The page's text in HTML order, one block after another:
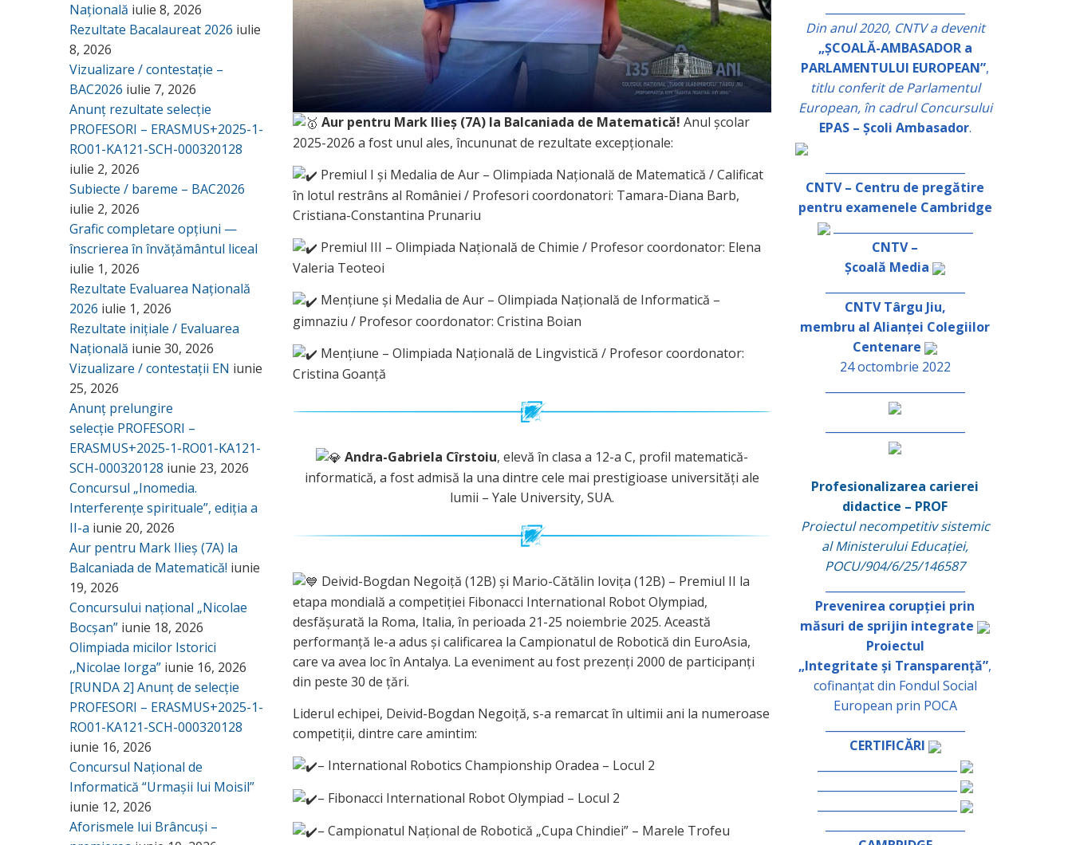
Națională iulie 8, 2026
Rezultate Bacalaureat 2026 iulie
8, 2026
Vizualizare / contestație –
BAC2026 iulie 7, 2026
Anunț rezultate selecție
PROFESORI – ERASMUS+2025-1-
RO01-KA121-SCH-000320128
iulie 2, 2026
Subiecte / bareme – BAC2026
iulie 2, 2026
Grafic completare opțiuni —
înscrierea în învățământul liceal
iulie 1, 2026
Rezultate Evaluarea Națională
2026 iulie 1, 2026
Rezultate inițiale / Evaluarea
Națională iunie 30, 2026
Vizualizare / contestații EN iunie
25, 2026
Anunț prelungire
selecție PROFESORI –
ERASMUS+2025-1-RO01-KA121-
SCH-000320128 iunie 23, 2026
Concursul „Inomedia.
Interferențe spirituale”, ediția a
II-a iunie 20, 2026
Aur pentru Mark Ilieș (7A) la
Balcaniada de Matematică! iunie
19, 2026
Concursului național „Nicolae
Bocșan” iunie 18, 2026
Olimpiada micilor Istorici
,,Nicolae Iorga” iunie 16, 2026
[RUNDA 2] Anunț de selecție
PROFESORI – ERASMUS+2025-1-
RO01-KA121-SCH-000320128
iunie 16, 2026
Concursul Național de
Informatică “Urmașii lui Moisil”
iunie 12, 2026
Aforismele lui Brâncuși –
Aur pentru Mark Ilieș (7A) la Balcaniada de Matematică! Anul școlar
2025-2026 a fost unul ales, încununat de rezultate excepționale:
Premiul I și Medalia de Aur – Olimpiada Națională de Matematică / Calificat
în lotul restrâns al României / Profesori coordonatori: Tamara-Diana Barb,
Cristiana-Constantina Prunariu
Premiul III – Olimpiada Națională de Chimie / Profesor coordonator: Elena
Valeria Teoteoi
Mențiune și Medalia de Aur – Olimpiada Națională de Informatică –
gimnaziu / Profesor coordonator: Cristina Boian
Mențiune – Olimpiada Națională de Lingvistică / Profesor coordonator:
Cristina Goanță
Andra-Gabriela Cîrstoiu, elevă în clasa a 12-a C, profil matematică-
informatică, a fost admisă la una dintre cele mai prestigioase universități ale
lumii – Yale University, SUA.
Deivid-Bogdan Negoiță (12B) și Mario-Cătălin Iovița (12B) – Premiul II la
etapa mondială a competiției Fibonacci International Robot Olympiad,
desfășurată la Roma, Italia, în perioada 21-25 noiembrie 2025. Această
performanță le-a adus și calificarea la Campionatul de Robotică din EuroAsia,
care va avea loc în Antalya. La eveniment au fost prezenți 2000 de participanți
din peste 30 de țări.
Liderul echipei, Deivid-Bogdan Negoiță, s-a remarcat în ultimii ani la numeroase
competiții, dintre care amintim:
– International Robotics Championship Oradea – Locul 2
– Fibonacci International Robot Olympiad – Locul 2
– Campionatul Național de Robotică „Cupa Chindiei” – Marele Trofeu
Din anul 2020, CNTV a devenit
„ȘCOALĂ-AMBASADOR a
PARLAMENTULUI EUROPEAN”,
titlu conferit de Parlamentul
European, în cadrul Concursului
EPAS – Școli Ambasador.
CNTV – Centru de pregătire
pentru examenele Cambridge
_________________________
CNTV –
Școală Media
CNTV Târgu Jiu,
membru al Alianței Colegiilor
Centenare
24 octombrie 2022
Profesionalizarea carierei
didactice – PROF
Proiectul necompetitiv sistemic
al Ministerului Educației,
POCU/904/6/25/146587
Prevenirea corupției prin
măsuri de sprijin integrate
Proiectul
„Integritate și Transparență”,
cofinanțat din Fondul Social
European prin POCA
CERTIFICĂRI